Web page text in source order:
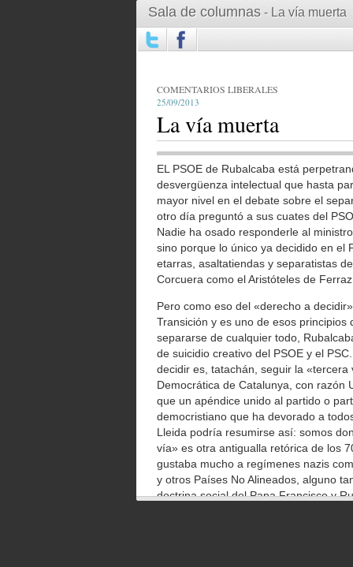
Sala de columnas- La vía muerta
COMENTARIOS LIBERALES
25/09/2013
La vía muerta
EL PSOE de Rubalcaba está
desvergüenza intelectual que hasta
mayor nivel en el debate sobre el
otro día preguntó a sus cuates del
Nadie ha osado responderle al
sino porque lo único ya decidido en el
etarras, asaltatiendas y separatistas
Corcuera como el Aristóteles de
Pero como eso del «derecho a
Transición y es uno de esos
separarse de cualquier todo,
de suicidio creativo del PSOE y el
decidir es, tatachán, seguir la
Democrática de Catalunya, con razón
que un apéndice unido al partido o
democristiano que ha devorado a
Lleida podría resumirse así: somos
vía» es otra antigualla retórica de los
gustaba mucho a regímenes nazis
y otros Países No Alineados, alguno
doctrina social del Papa Francisco y